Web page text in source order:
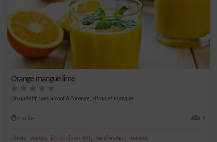
Orange mangue lime
Un apéritif sans alcool à l'orange, citron et mangue.
Facile 4
citron, orange, jus de citron vert, jus d'orange, mangue